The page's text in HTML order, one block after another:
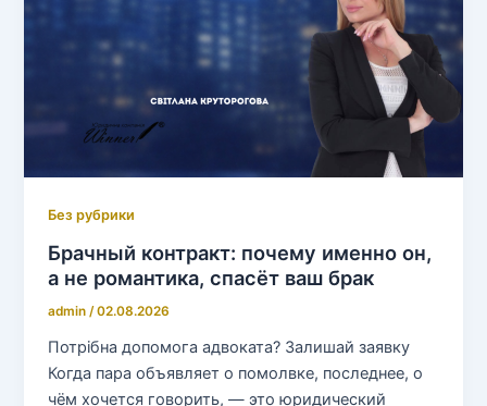
Без рубрики
Брачный контракт: почему именно он,
а не романтика, спасёт ваш брак
admin /02.08.2026
Потрібна допомога адвоката? Залишай заявку
Когда пара объявляет о помолвке, последнее, о
чём хочется говорить, — это юридический